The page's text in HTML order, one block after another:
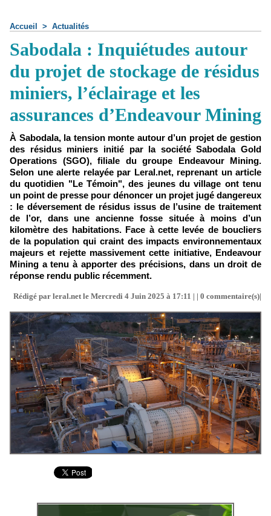
Accueil > Actualités
Sabodala : Inquiétudes autour
du projet de stockage de résidus
miniers, l’éclairage et les
assurances d’Endeavour Mining
À Sabodala, la tension monte autour d’un projet de gestion
des résidus miniers initié par la société Sabodala Gold
Operations (SGO), filiale du groupe Endeavour Mining.
Selon une alerte relayée par Leral.net, reprenant un article
du quotidien "Le Témoin", des jeunes du village ont tenu
un point de presse pour dénoncer un projet jugé dangereux
: le déversement de résidus issus de l’usine de traitement
de l’or, dans une ancienne fosse située à moins d’un
kilomètre des habitations. Face à cette levée de boucliers
de la population qui craint des impacts environnementaux
majeurs et rejette massivement cette initiative, Endeavour
Mining a tenu à apporter des précisions, dans un droit de
réponse rendu public récemment.
Rédigé par leral.net le Mercredi 4 Juin 2025 à 17:11 | | 0 commentaire(s)|